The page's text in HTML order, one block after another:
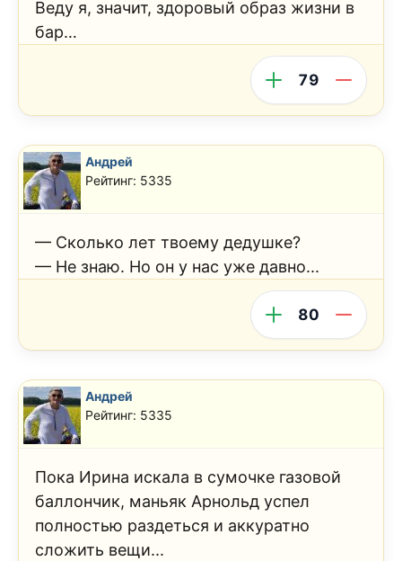
Веду я, значит, здоровый образ жизни в
бар…
79
Андрей
Рейтинг: 5335
— Сколько лет твоему дедушке?
— Не знаю. Но он у нас уже давно...
80
Андрей
Рейтинг: 5335
Пока Ирина искала в сумочке газовой
баллончик, маньяк Арнольд успел
полностью раздеться и аккуратно
сложить вещи...